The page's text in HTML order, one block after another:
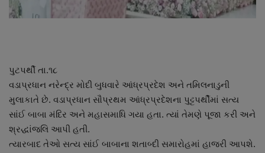
રાષ્ટ્રીય
જુનાગઢ
Support US
બજારના સમાચાર
પુટપર્થી તા.૧૮
વડાપ્રધાન નરેન્દ્ર મોદી બુધવારે આંધ્રપ્રદેશ અને તમિલનાડુની
મુલાકાતે છે. વડાપ્રધાન સૌપ્રથમ આંધ્રપ્રદેશના પુટ્ટપર્થીમાં સત્ય
સાંઈ બાબા મંદિર અને મહાસમાધિ ગયા હતા. ત્યાં તેમણે પૂજા કરી અને
શ્રદ્ધાંજલિ આપી હતી.
ત્યારબાદ તેઓ સત્ય સાંઈ બાબાના શતાબ્દી સમારોહમાં હાજરી આપશે.